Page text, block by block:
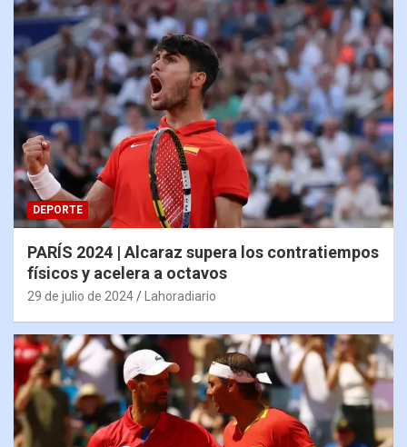
DEPORTE
PARÍS 2024 | Alcaraz supera los contratiempos
físicos y acelera a octavos
29 de julio de 2024 Lahoradiario